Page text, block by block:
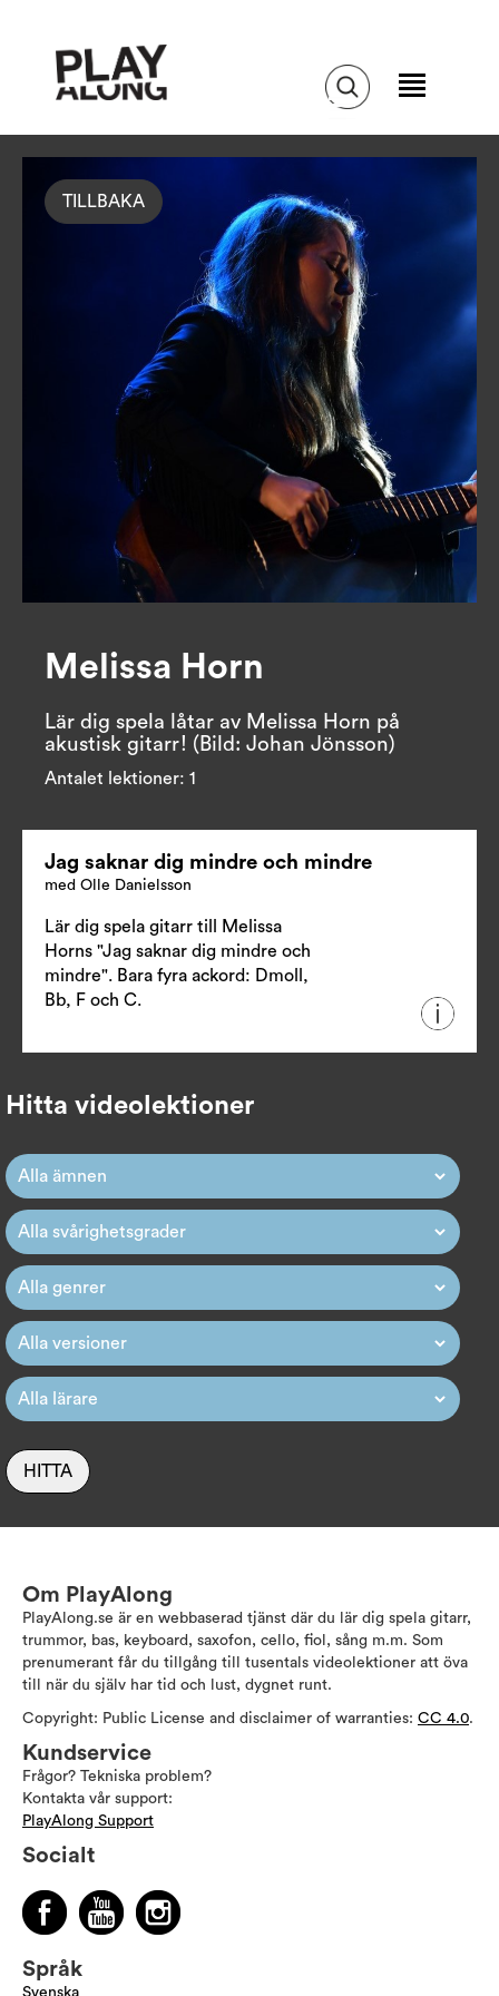
TILLBAKA
Melissa Horn
Lär dig spela låtar av Melissa Horn på
akustisk gitarr! (Bild: Johan Jönsson)
Antalet lektioner: 1
Jag saknar dig mindre och mindre
med Olle Danielsson
Lär dig spela gitarr till Melissa
Horns "Jag saknar dig mindre och
mindre". Bara fyra ackord: Dmoll,
Bb, F och C.
Hitta videolektioner
HITTA
Om PlayAlong
PlayAlong.se är en webbaserad tjänst där du lär dig spela gitarr,
trummor, bas, keyboard, saxofon, cello, fiol, sång m.m. Som
prenumerant får du tillgång till tusentals videolektioner att öva
till när du själv har tid och lust, dygnet runt.
Copyright: Public License and disclaimer of warranties: CC 4.0.
Kundservice
Frågor? Tekniska problem?
Kontakta vår support:
PlayAlong Support
Socialt
Språk